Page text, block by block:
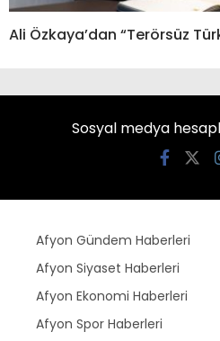
Ali Özkaya’dan “Terörsüz
Sosyal medya
Afyon Gündem Haberleri
Afyon Siyaset Haberleri
Afyon Ekonomi Haberleri
Afyon Spor Haberleri